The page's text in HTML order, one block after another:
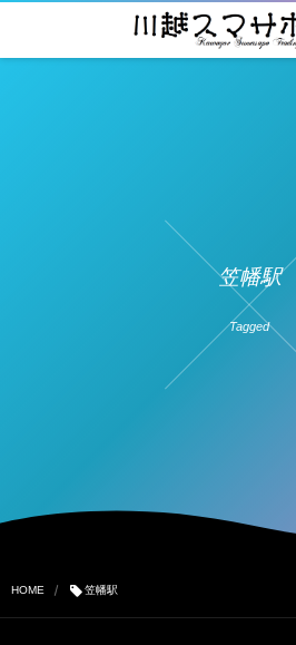
笠幡駅
Tagged
HOME 笠幡駅